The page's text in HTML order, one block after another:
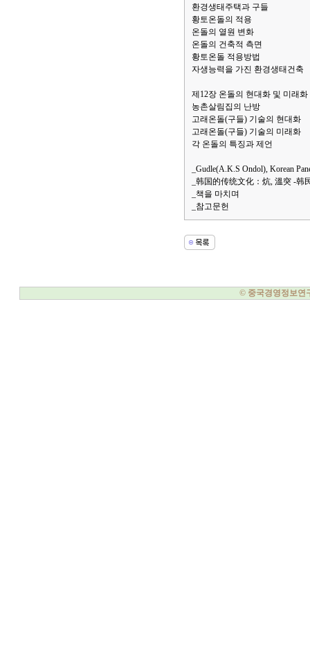
환경생태주택과 구들
황토온돌의 적용
온돌의 열원 변화
온돌의 건축적 측면
황토온돌 적용방법
자생능력을 가진 환경생태건축
제12장 온돌의 현대화 및 미래화
농촌살림집의 난방
고래온돌(구들) 기술의 현대화
고래온돌(구들) 기술의 미래화
각 온돌의 특징과 제언
_Gudle(A.K.S Ondol), Korean
_韩国的传统文化：炕, 溫突 -韩
_책을 마치며
_참고문헌
© 중국경영정보연